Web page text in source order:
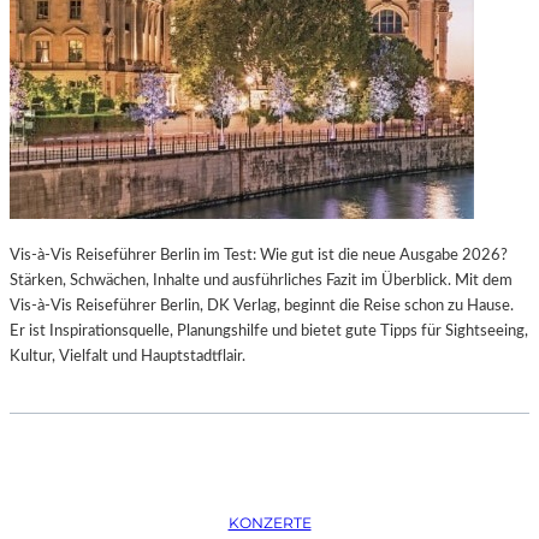
K
T
I
O
N
M
I
T
H
M
B
U
R
O
S
O
P
E
R
I
N
M
Ü
C
H
E
N
P
Vis-à-Vis Reiseführer Berlin im Test: Wie gut ist die neue Ausgabe 2026?
Stärken, Schwächen, Inhalte und ausführliches Fazit im Überblick. Mit dem
Vis-à-Vis Reiseführer Berlin, DK Verlag, beginnt die Reise schon zu Hause.
Er ist Inspirationsquelle, Planungshilfe und bietet gute Tipps für Sightseeing,
Kultur, Vielfalt und Hauptstadtflair.
KONZERTE